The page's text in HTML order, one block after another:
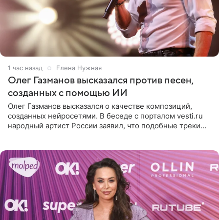
1 час назад Елена Нужная
Олег Газманов высказался против песен,
созданных с помощью ИИ
Олег Газманов высказался о качестве композиций,
созданных нейросетями. В беседе с порталом vesti.ru
народный артист России заявил, что подобные треки